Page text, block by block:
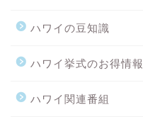
ハワイの豆知識
ハワイ挙式のお得情報
ハワイ関連番組